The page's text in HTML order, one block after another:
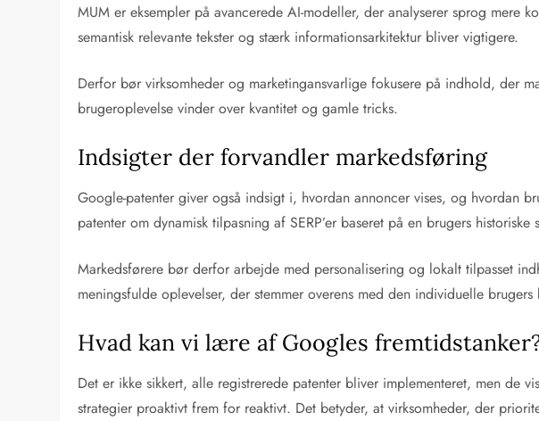
MUM er eksempler på avancerede AI-modeller, der analyserer sprog mere
semantisk relevante tekster og stærk informationsarkitektur bliver vigtigere.
Derfor bør virksomheder og marketingansvarlige fokusere på indhold, der
brugeroplevelse vinder over kvantitet og gamle tricks.
Indsigter der forvandler markedsføring
Google-patenter giver også indsigt i, hvordan annoncer vises, og hvordan
patenter om dynamisk tilpasning af SERP’er baseret på en brugers
Markedsførere bør derfor arbejde med personalisering og lokalt tilpasset
meningsfulde oplevelser, der stemmer overens med den individuelle brugers
Hvad kan vi lære af Googles
Det er ikke sikkert, alle registrerede patenter bliver implementeret, men de
strategier proaktivt frem for reaktivt. Det betyder, at virksomheder, der